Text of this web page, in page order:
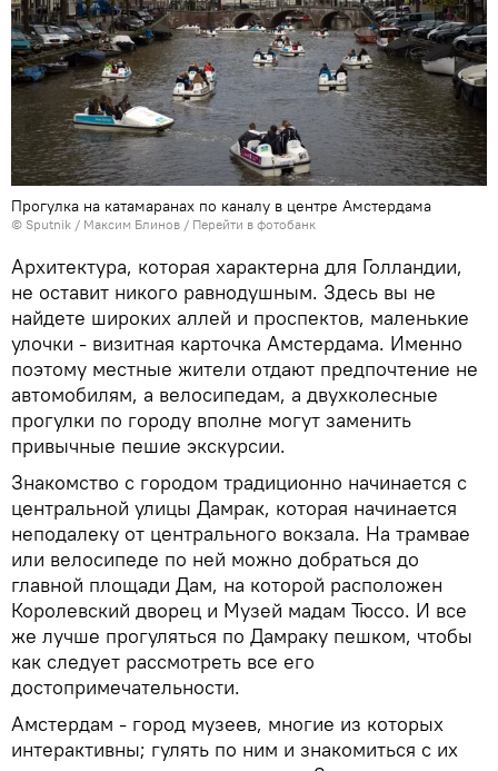
Прогулка на катамаранах по каналу в центре Амстердама
© Sputnik / Максим Блинов / Перейти в фотобанк
Архитектура, которая характерна для Голландии,
не оставит никого равнодушным. Здесь вы не
найдете широких аллей и проспектов, маленькие
улочки - визитная карточка Амстердама. Именно
поэтому местные жители отдают предпочтение не
автомобилям, а велосипедам, а двухколесные
прогулки по городу вполне могут заменить
привычные пешие экскурсии.
Знакомство с городом традиционно начинается с
центральной улицы Дамрак, которая начинается
неподалеку от центрального вокзала. На трамвае
или велосипеде по ней можно добраться до
главной площади Дам, на которой расположен
Королевский дворец и Музей мадам Тюссо. И все
же лучше прогуляться по Дамраку пешком, чтобы
как следует рассмотреть все его
достопримечательности.
Амстердам - город музеев, многие из которых
интерактивны; гулять по ним и знакомиться с их